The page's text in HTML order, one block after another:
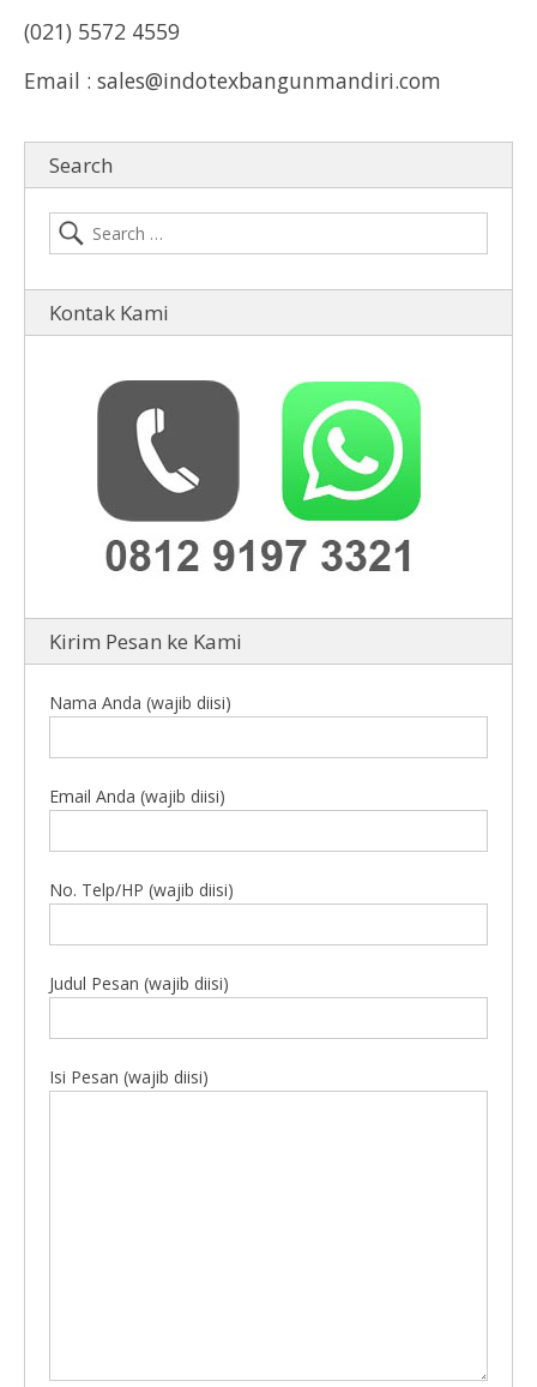
(021) 5572 4559
Email : sales@indotexbangunmandiri.com
Search
Kontak Kami
Kirim Pesan ke Kami
Nama Anda (wajib diisi)
Email Anda (wajib diisi)
No. Telp/HP (wajib diisi)
Judul Pesan (wajib diisi)
Isi Pesan (wajib diisi)